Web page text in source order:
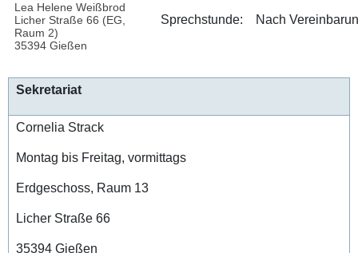
Lea Helene Weißbrod
Licher Straße 66 (EG,
Raum 2)
35394 Gießen
Sprechstunde: Nach
Sekretariat
Cornelia Strack
Montag bis Freitag, vormittags
Erdgeschoss, Raum 13
Licher Straße 66
35394 Gießen